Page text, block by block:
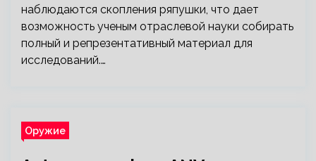
наблюдаются скопления ряпушки, что дает
возможность ученым отраслевой науки собирать
полный и репрезентативный материал для
исследований.…
Оружие